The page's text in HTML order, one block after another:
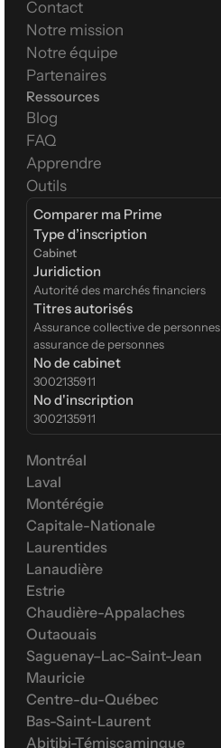
Contact
Notre mission
Notre équipe
Partenaires
Ressources
Blog
FAQ
Apprendre
Outils
Comparer ma Prime
Type d’inscription
Cabinet
Juridiction
Autorité des marchés financiers
Titres autorisés
Assurance collective de personnes
assurance de personnes
No de cabinet
3002135911
No d'inscription
3002135911
Montréal
Laval
Montérégie
Capitale-Nationale
Laurentides
Lanaudière
Estrie
Chaudière-Appalaches
Outaouais
Saguenay–Lac-Saint-Jean
Mauricie
Centre-du-Québec
Bas-Saint-Laurent
Abitibi-Témiscamingue